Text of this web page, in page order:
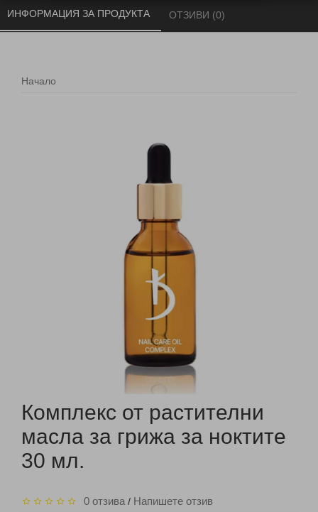
Начало
ИНФОРМАЦИЯ ЗА ПРОДУКТА ОТЗИВИ (0)
Комплекс от растителни
масла за грижа за ноктите
30 мл.
0 отзива / Напишете отзив